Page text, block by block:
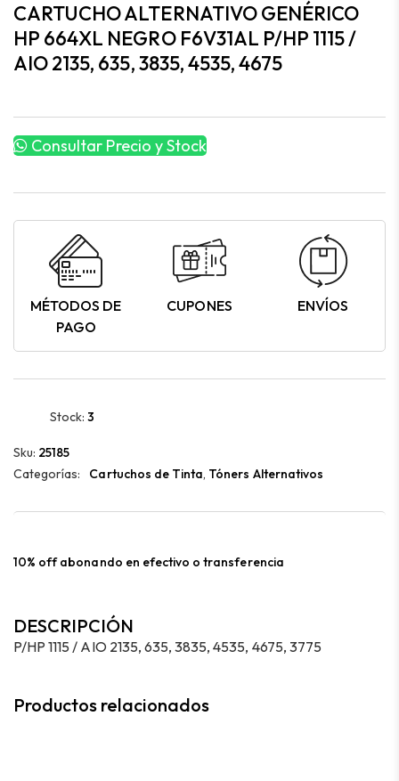
CARTUCHO ALTERNATIVO GENÉRICO
HP 664XL NEGRO F6V31AL P/HP 1115 /
AIO 2135, 635, 3835, 4535, 4675
Consultar Precio y Stock
MÉTODOS DE
PAGO
CUPONES ENVÍOS
Stock:3
Sku: 25185
Categorías:
Cartuchos de Tinta, Tóners Alternativos
10% off abonando en efectivo o transferencia
DESCRIPCIÓN
P/HP 1115 / AIO 2135, 635, 3835, 4535, 4675, 3775
Productos relacionados